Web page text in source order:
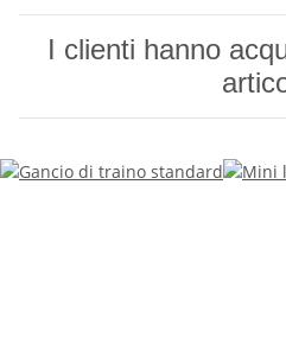
I clienti hanno